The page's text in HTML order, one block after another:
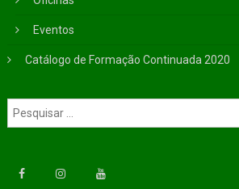
Eventos
Catálogo de Formação Continuada 2020